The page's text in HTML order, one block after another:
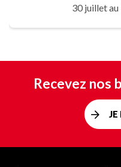
30 juillet
Recevez nos
JE